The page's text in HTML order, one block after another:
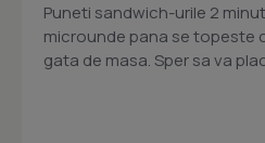
Puneti sandwich-urile 2
microunde pana se topeste
gata de masa. Sper sa va